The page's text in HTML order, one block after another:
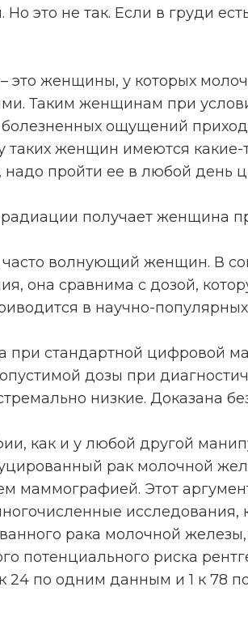
Но это не так. Если в груди
это женщины, у которых
Таким женщинам при
ощущений
таких женщин имеются
надо пройти ее в любой день
радиации получает женщина
часто волнующий женщин. В
она сравнима с дозой,
в научно-популярных
при стандартной цифровой
дозы при
низкие. Доказана
как и у любой другой
рак молочной
маммографией. Этот
исследования,
рака молочной
потенциального риска
к 24 по одним данным и 1 к